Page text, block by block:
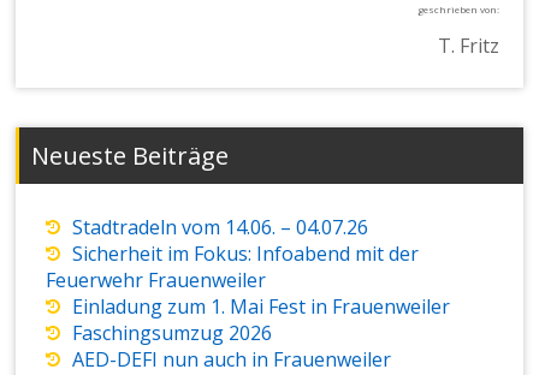
geschrieben von:
T. Fritz
Neueste Beiträge
Stadtradeln vom 14.06. – 04.07.26
Sicherheit im Fokus: Infoabend mit der
Feuerwehr Frauenweiler
Einladung zum 1. Mai Fest in Frauenweiler
Faschingsumzug 2026
AED-DEFI nun auch in Frauenweiler